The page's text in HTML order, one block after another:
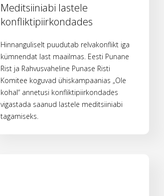
Meditsiiniabi lastele
konfliktipiirkondades
Hinnanguliselt puudutab relvakonflikt iga
kümnendat last maailmas. Eesti Punane
Rist ja Rahvusvaheline Punase Risti
Komitee koguvad ühiskampaanias „Ole
kohal“ annetusi konfliktipiirkondades
vigastada saanud lastele meditsiiniabi
tagamiseks.